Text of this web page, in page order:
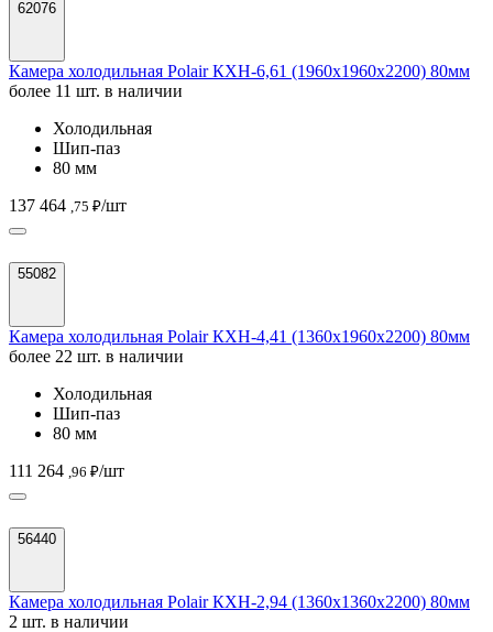
62076
Камера холодильная Polair КХН-6,61 (1960х1960х2200) 80мм
более 11 шт. в наличии
Холодильная
Шип-паз
80 мм
137 464 ,75 ₽/шт
55082
Камера холодильная Polair КХН-4,41 (1360х1960х2200) 80мм
более 22 шт. в наличии
Холодильная
Шип-паз
80 мм
111 264 ,96 ₽/шт
56440
Камера холодильная Polair КХН-2,94 (1360х1360х2200) 80мм
2 шт. в наличии